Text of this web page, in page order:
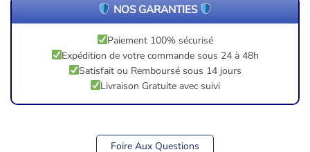
NOS GARANTIES
Paiement 100% sécurisé
Expédition de votre commande sous 24 à 48h
Satisfait ou Remboursé sous 14 jours
Livraison Gratuite avec suivi
Foire Aux Questions